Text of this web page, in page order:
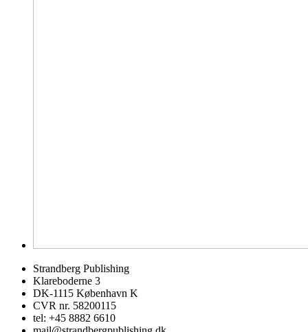
Strandberg Publishing
Klareboderne 3
DK-1115 København K
CVR nr. 58200115
tel: +45 8882 6610